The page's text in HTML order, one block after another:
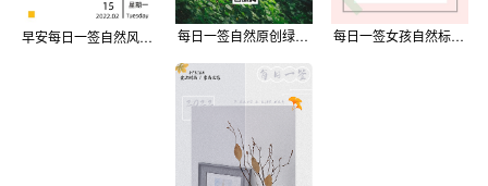
早安每日一签自然风景摄影图海报 每日一签自然原创绿色日签 每日一签女孩自然标签天气日签